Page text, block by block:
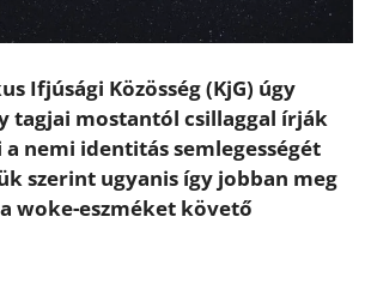
Ifjúsági Közösség (KjG) úgy
tagjai mostantól csillaggal írják
nemi identitás semlegességét
szerint ugyanis így jobban meg
woke-eszméket követő